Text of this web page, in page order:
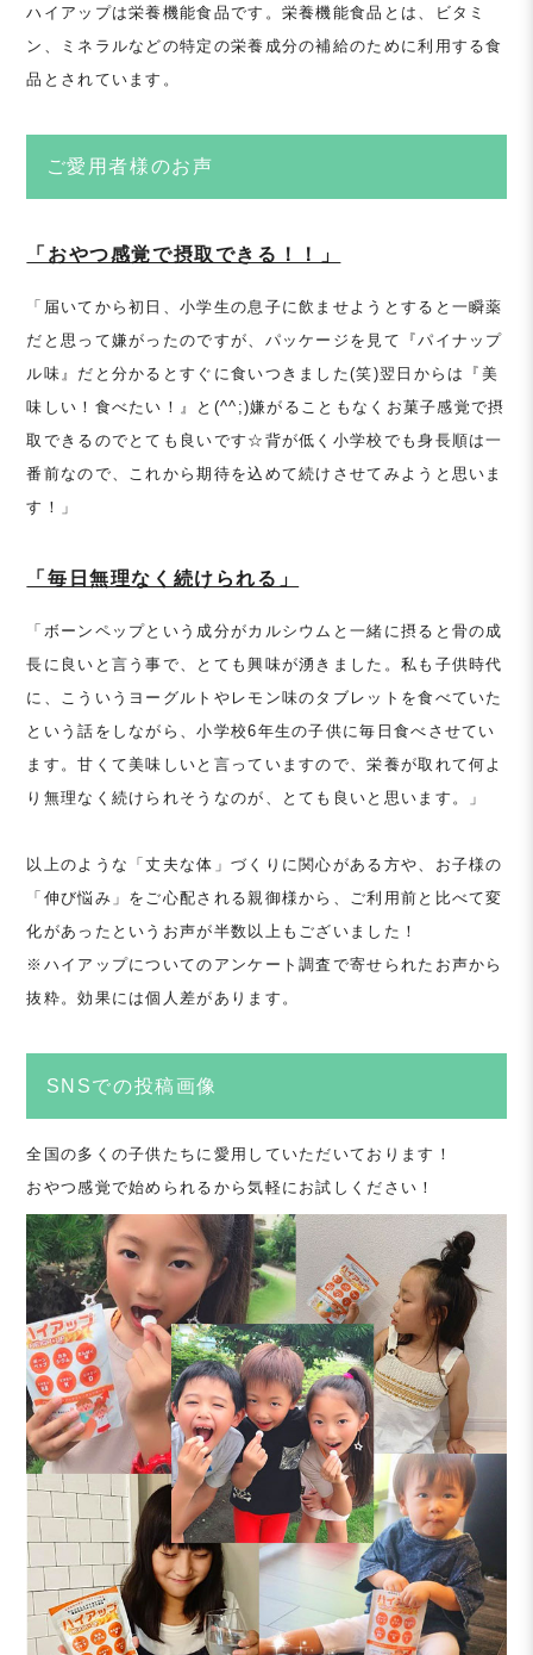
ハイアップは栄養機能食品です。栄養機能食品とは、ビタミ
ン、ミネラルなどの特定の栄養成分の補給のために利用する食
品とされています。
ご愛用者様のお声
「おやつ感覚で摂取できる！！」
「届いてから初日、小学生の息子に飲ませようとすると一瞬薬
だと思って嫌がったのですが、パッケージを見て『パイナップ
ル味』だと分かるとすぐに食いつきました(笑)翌日からは『美
味しい！食べたい！』と(^^;)嫌がることもなくお菓子感覚で摂
取できるのでとても良いです☆背が低く小学校でも身長順は一
番前なので、これから期待を込めて続けさせてみようと思いま
す！」
「毎日無理なく続けられる」
「ボーンペップという成分がカルシウムと一緒に摂ると骨の成
長に良いと言う事で、とても興味が湧きました。私も子供時代
に、こういうヨーグルトやレモン味のタブレットを食べていた
という話をしながら、小学校6年生の子供に毎日食べさせてい
ます。甘くて美味しいと言っていますので、栄養が取れて何よ
り無理なく続けられそうなのが、とても良いと思います。」
以上のような「丈夫な体」づくりに関心がある方や、お子様の
「伸び悩み」をご心配される親御様から、ご利用前と比べて変
化があったというお声が半数以上もございました！
※ハイアップについてのアンケート調査で寄せられたお声から
抜粋。効果には個人差があります。
SNSでの投稿画像
全国の多くの子供たちに愛用していただいております！
おやつ感覚で始められるから気軽にお試しください！